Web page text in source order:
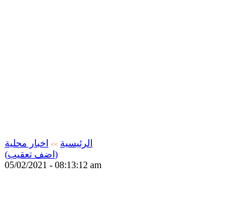
الرئيسية >>
اخبار محلية
(اضف تعقيب)
05/02/2021 - 08:13:12 am